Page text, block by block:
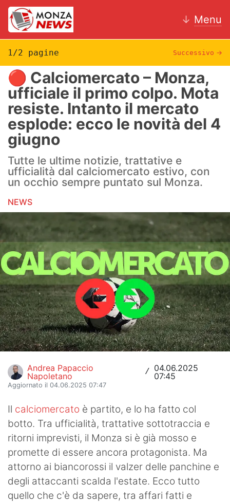
↓ Menu
News
AC Monza
Calcio
Motori
Volley
Hockey
Altri sport
Hockey
Pallanuoto
Pallamano
Altre
News
Eventi
1/2 pagine Successivo →
🔴 Calciomercato – Monza,
ufficiale il primo colpo. Mota
resiste. Intanto il mercato
esplode: ecco le novità del 4
giugno
Tutte le ultime notizie, trattative e
ufficialità dal calciomercato estivo, con
un occhio sempre puntato sul Monza.
NEWS
Andrea Papaccio
Napoletano
/
04.06.2025
07:45
Aggiornato il 04.06.2025 07:47
Il calciomercato è partito, e lo ha fatto col
botto. Tra ufficialità, trattative sottotraccia e
ritorni imprevisti, il Monza si è già mosso e
promette di essere ancora protagonista. Ma
attorno ai biancorossi il valzer delle panchine e
degli attaccanti scalda l'estate. Ecco tutto
quello che c'è da sapere, tra affari fatti e